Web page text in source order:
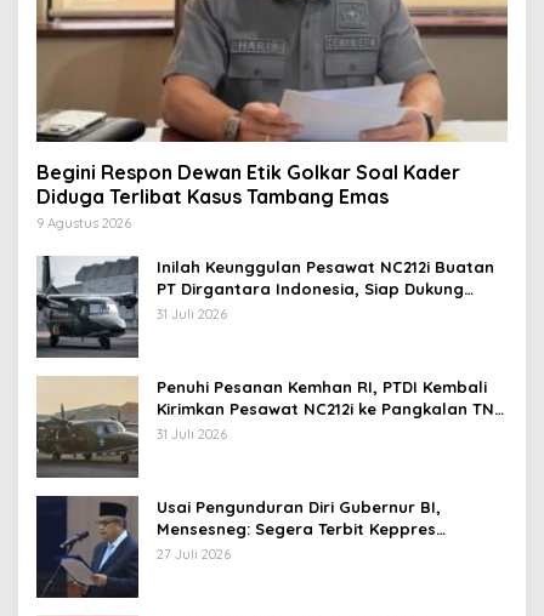
Begini Respon Dewan Etik Golkar Soal Kader
Diduga Terlibat Kasus Tambang Emas
9 Agustus 2026
Inilah Keunggulan Pesawat NC212i Buatan
PT Dirgantara Indonesia, Siap Dukung
Berbagai Operasi TNI
31 Juli 2026
Penuhi Pesanan Kemhan RI, PTDI Kembali
Kirimkan Pesawat NC212i ke Pangkalan TNI
AU
31 Juli 2026
Usai Pengunduran Diri Gubernur BI,
Mensesneg: Segera Terbit Keppres
Pemberhentian dengan Hormat
27 Juli 2026